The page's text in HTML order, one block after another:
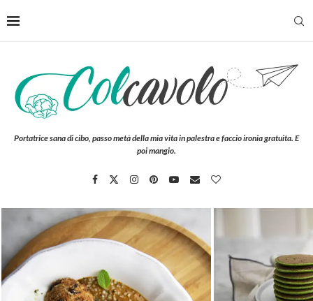
Portatrice sana di cibo, passo metà della mia vita in palestra e faccio ironia gratuita. E
poi mangio.